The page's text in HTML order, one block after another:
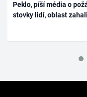
Peklo, píší média o
stovky lidí, oblast